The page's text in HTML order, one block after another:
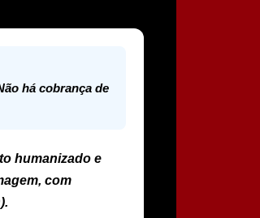
há cobrança de
humanizado e
, com
.